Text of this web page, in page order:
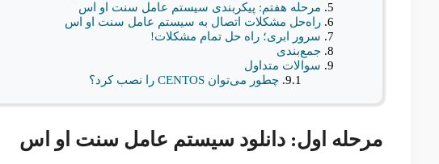
مرحله هفتم: پیکربندی سیستم‌ عامل سنت او اس
راه‌حل مشکلات اتصال به سیستم‌ عامل سنت او اس
سرور ابری؛ راه حل تمام مشکلات!
جمع‌بندی
سوالات متداول
چطور می‌توان CENTOS را نصب کرد؟
مرحله اول: دانلود سیستم عامل سنت او اس